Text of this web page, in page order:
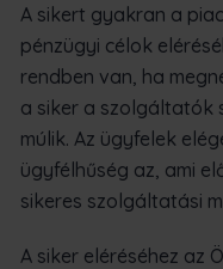
A sikert gyakran a
pénzügyi célok
rendben van, ha
a siker a szolgáltatók
múlik. Az ügyfelek
ügyfélhűség az, ami
sikeres szolgáltatási
A siker eléréséhez az